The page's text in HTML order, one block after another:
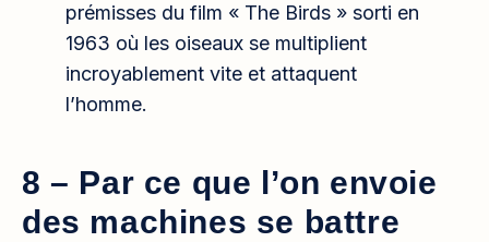
prémisses du film « The Birds » sorti en
1963 où les oiseaux se multiplient
incroyablement vite et attaquent
l’homme.
8 – Par ce que l’on envoie
des machines se battre